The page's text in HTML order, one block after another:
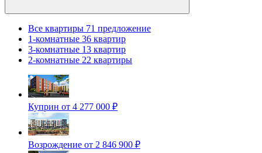
Все квартиры 71 предложение
1-комнатные 36 квартир
3-комнатные 13 квартир
2-комнатные 22 квартиры
Куприн от 4 277 000 ₽
Возрождение от 2 846 900 ₽